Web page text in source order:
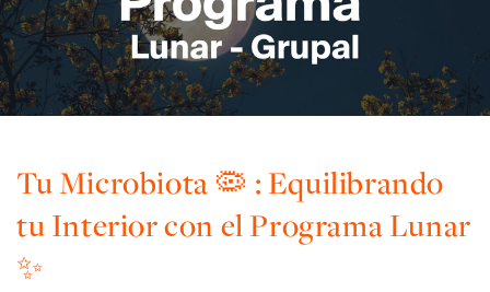
Tu Microbiota 🦠 : Equilibrando
tu Interior con el Programa Lunar
✨